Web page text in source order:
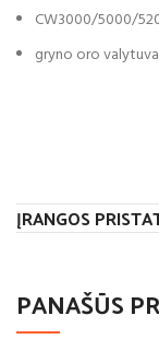
CW3000/5000/
gryno oro
ĮRANGOS
PANAŠŪS